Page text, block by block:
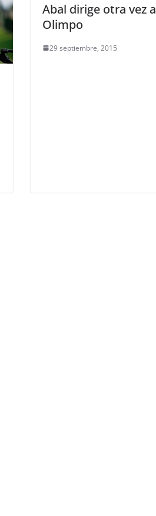
Abal dirige otra vez a
Olimpo
29 septiembre, 2015